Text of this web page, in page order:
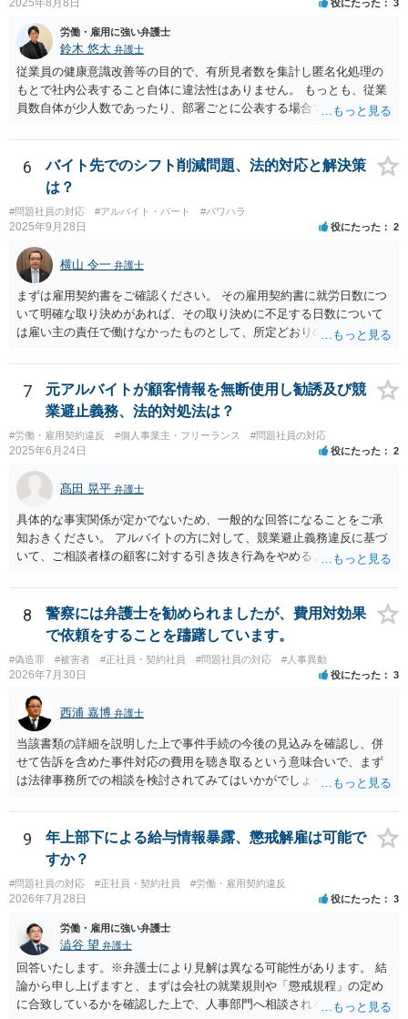
2025年8月8日 役にたった 3
労働・雇用に強い弁護士
鈴木 悠太 弁護士
従業員の健康意識改善等の目的で、有所見者数を集計し匿名化処理の
もとで社内公表すること自体に違法性はありません。 もっとも、従業
員数自体が少人数であったり、部署ごとに公表する場合で特定の部署
あり、その場合は違法性を帯びることになります。 少人数部署がある
場合はより大きなグループ（企業全体）単位での公表にする、結果数
をぼかして「約●％」とする等の工夫が、より特定回避に資するかもし
れません。
6
バイト先でのシフト削減問題、法的対応と解決策
は？
#問題社員の対応 #アルバイト・パート #パワハラ
2025年9月28日 役にたった 2
横山 令一 弁護士
まずは雇用契約書をご確認ください。 その雇用契約書に就労日数につ
いて明確な取り決めがあれば、その取り決めに不足する日数について
は雇い主の責任で働けなかったものとして、所定どおりの賃金（民法5
条）を請求できる可能性があります。ただ、自分からシフトの希望日
数を減らした分については難しいでしょう。 特に後者については、違
反した場合は労働基準監督署に申告して雇い主に指導をしてもらう手
続が用意されています（労働基準法104条）。 前者については労働基
準監督署の管轄外ですので、弁護士に請求を依頼したり、裁判所に民
事訴訟や労働審判を申し立てたりする方法を取ることになるでしょ
う。
7
元アルバイトが顧客情報を無断使用し勧誘及び競
業避止義務、法的対処法は？
#労働・雇用契約違反 #個人事業主・フリーランス #問題社員の対応
2025年6月24日 役にたった 2
髙田 晃平 弁護士
具体的な事実関係が定かでないため、一般的な回答になることをご承
知おきください。 アルバイトの方に対して、競業避止義務違反に基づ
いて、ご相談者様の顧客に対する引き抜き行為をやめるように求める
いてネイルサロンを開業していることや、同意なく顧客の電話番号やL
INEアカウント、メールアドレス等を持ち出して勧誘をしていることに
ついては、競業避止義務に違反しているものと考えられます。 もっと
も、正式には退職していないものの、出社もしていないということで
すと、在職中か退職扱いとなるかで争いになり、競業避止義務条項の
有効性が問題になるところであり、損害賠償請求を行うにしても損害
の主張・立証が容易ではないため、労働法を扱う弁護士にご相談され
るのがよいと思われます。
8
警察には弁護士を勧められましたが、費用対効果
で依頼をすることを躊躇しています。
#偽造罪 #被害者 #正社員・契約社員 #問題社員の対応 #人事異動
2026年7月30日 役にたった 3
西浦 嘉博 弁護士
当該書類の詳細を説明した上で事件手続の今後の見込みを確認し、併
せて告訴を含めた事件対応の費用を聴き取るという意味合いで、まず
は法律事務所での相談を検討されてみてはいかがでしょうか。 上記、
9
年上部下による給与情報暴露、懲戒解雇は可能で
すか？
#問題社員の対応 #正社員・契約社員 #労働・雇用契約違反
2026年7月28日 役にたった 3
労働・雇用に強い弁護士
澁谷 望 弁護士
回答いたします。※弁護士により見解は異なる可能性があります。 結
論から申し上げますと、まずは会社の就業規則や「懲戒規程」の定め
に合致しているかを確認した上で、人事部門へ相談されることが最優